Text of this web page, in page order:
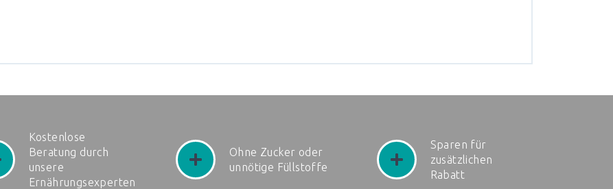
Kostenlose
Beratung durch
unsere
Ernährungsexperten
Ohne Zucker oder
unnötige Füllstoffe
Sparen für
zusätzlichen
Rabatt